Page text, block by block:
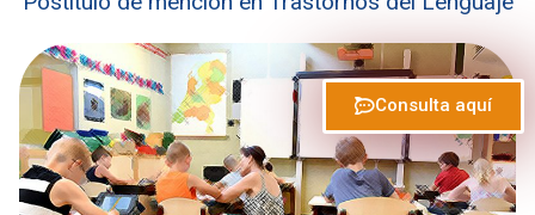
Consulta aquí